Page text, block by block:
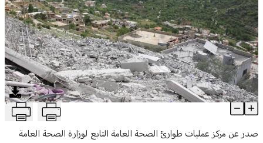
ثقافة ومجتمع
منوعات
وليد جنبلاطالحزب
ابحث
"الصحة": شهيد في الغارة على شبعا T
Article Content
صدر عن مركز عمليات طوارئ الصحة العامة التابع لوزارة الصحة العامة